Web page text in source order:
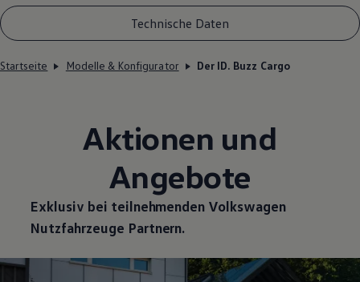
Technische Daten
Startseite Modelle & Konfigurator Der ID. Buzz Cargo
Aktionen und
Angebote
Exklusiv bei teilnehmenden Volkswagen
Nutzfahrzeuge Partnern.